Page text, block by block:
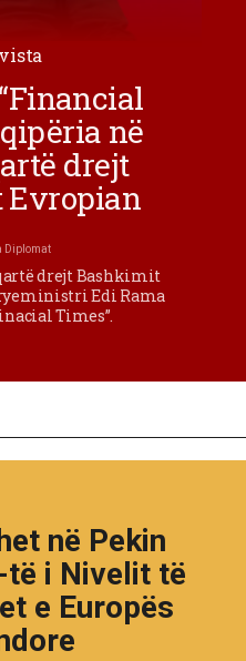
në
drejt
Diplomat
drejt Bashkimit
Edi Rama
Times”.
në Pekin
i Nivelit të
e Europës